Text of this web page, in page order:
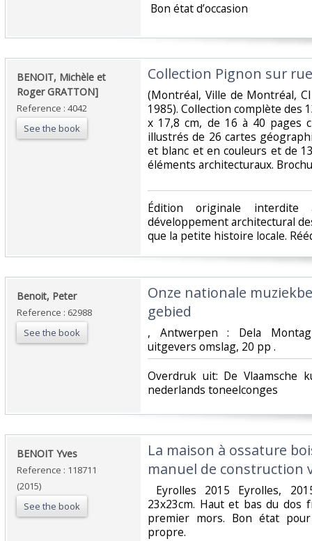
‎ Bon état d’occasion ‎
‎BENOIT, Michèle et
Roger GRATTON]‎
Reference : 4042
See the book
‎Collection Pignon sur
‎(Montréal, Ville de Montréal,
1985). Collection complète des
x 17,8 cm, de 16 à 40 pages
illustrés de 26 cartes
et blanc et en couleurs et de
éléments architecturaux.
‎Édition originale
développement architectural
que la petite histoire locale.
‎Benoit, Peter‎
Reference : 62988
See the book
‎Onze nationale
gebied‎
‎, Antwerpen : Dela
uitgevers omslag, 20 pp .‎
‎Overdruk uit: De Vlaamsche
nederlands toneelconges ‎
‎BENOIT Yves‎
Reference : 118711
(2015)
See the book
‎La maison à ossature
manuel de construction
Eyrolles 2015 Eyrolles,
23x23cm. Haut et bas du
premier mors. Bon état
propre.‎